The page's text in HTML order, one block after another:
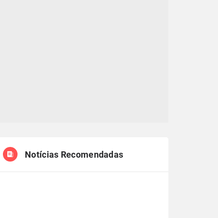
Notícias Recomendadas